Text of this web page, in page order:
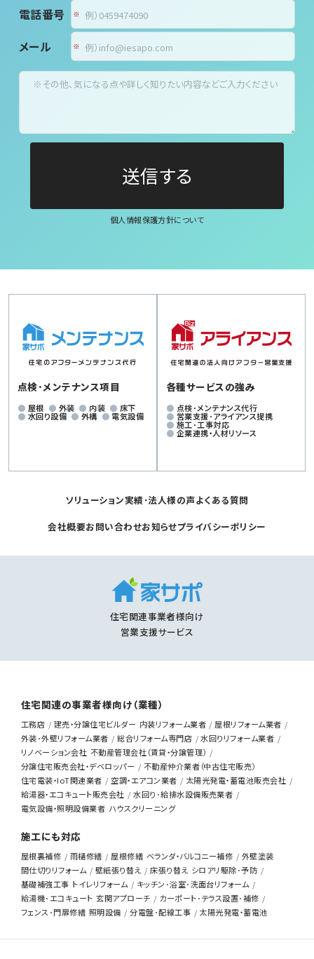
電話番号
メール
個人情報保護方針について
点検･メンテナンス項目
屋根 外装 内装 床下
水回り設備 外構 電気設備
各種サービスの強み
点検･メンテナンス代行
営業支援･アライアンス提携
施工･工事対応
企業連携・人材リソース
ソリューション実績･法人様の声よくある質問
会社概要お問い合わせお知らせプライバシーポリシー
住宅関連事業者様向け
営業支援サービス
住宅関連の事業者様向け（業種）
工務店 建売・分譲住宅ビルダー 内装リフォーム業者
屋根リフォーム業者
外装･外壁リフォーム業者
総合リフォーム専門店
水回りリフォーム業者
リノベーション会社 不動産管理会社（賃貸・分譲管理）
分譲住宅販売会社・デベロッパー
不動産仲介業者（中古住宅販売）
住宅電装・IoT関連業者
空調・エアコン業者
太陽光発電・蓄電池販売会社
給湯器・エコキュート販売会社
水回り･給排水設備販売業者
電気設備・照明設備業者 ハウスクリーニング
施工にも対応
屋根裏補修 雨樋修繕 屋根修繕 ベランダ・バルコニー補修
外壁塗装
間仕切りリフォーム
壁紙張り替え 床張り替え シロアリ駆除･予防
基礎補強工事 トイレリフォーム
キッチン･浴室･洗面台リフォーム
給湯機･エコキュート 玄関アプローチ
カーポート･テラス設置･補修
フェンス･門扉修繕 照明設備 分電盤･配線工事 太陽光発電・蓄電池